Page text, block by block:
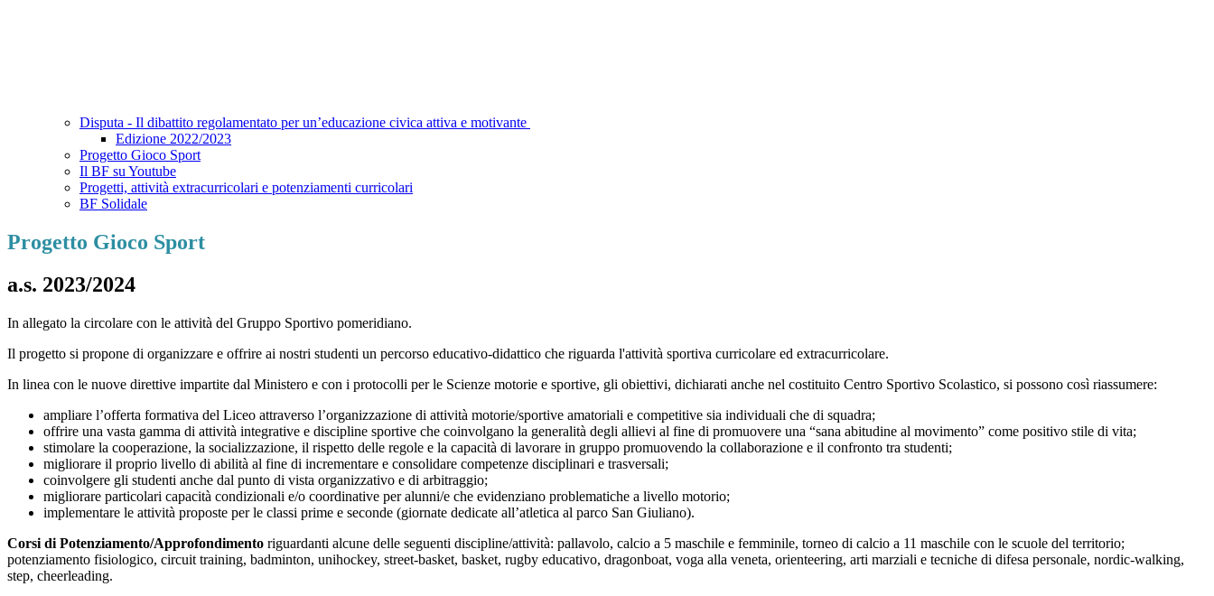
Disputa - Il dibattito regolamentato per un’educazione civica attiva e motivante
Edizione 2022/2023
Progetto Gioco Sport
Il BF su Youtube
Progetti, attività extracurricolari e potenziamenti curricolari
BF Solidale
Progetto Gioco Sport
a.s. 2023/2024
In allegato la circolare con le attività del Gruppo Sportivo pomeridiano.
Il progetto si propone di organizzare e offrire ai nostri studenti un percorso educativo-didattico che riguarda l'attività sportiva curricolare ed extracurricolare.
In linea con le nuove direttive impartite dal Ministero e con i protocolli per le Scienze motorie e sportive, gli obiettivi, dichiarati anche nel costituito Centro Sportivo Scolastico, si possono così riassumere:
ampliare l’offerta formativa del Liceo attraverso l’organizzazione di attività motorie/sportive amatoriali e competitive sia individuali che di squadra;
offrire una vasta gamma di attività integrative e discipline sportive che coinvolgano la generalità degli allievi al fine di promuovere una “sana abitudine al movimento” come positivo stile di vita;
stimolare la cooperazione, la socializzazione, il rispetto delle regole e la capacità di lavorare in gruppo promuovendo la collaborazione e il confronto tra studenti;
migliorare il proprio livello di abilità al fine di incrementare e consolidare competenze disciplinari e trasversali;
coinvolgere gli studenti anche dal punto di vista organizzativo e di arbitraggio;
migliorare particolari capacità condizionali e/o coordinative per alunni/e che evidenziano problematiche a livello motorio;
implementare le attività proposte per le classi prime e seconde (giornate dedicate all’atletica al parco San Giuliano).
Corsi di Potenziamento/Approfondimento riguardanti alcune delle seguenti discipline/attività: pallavolo, calcio a 5 maschile e femminile, torneo di calcio a 11 maschile con le scuole del territorio;
potenziamento fisiologico, circuit training, badminton, unihockey, street-basket, basket, rugby educativo, dragonboat, voga alla veneta, orienteering, arti marziali e tecniche di difesa personale, nordic-walking,
step, cheerleading.